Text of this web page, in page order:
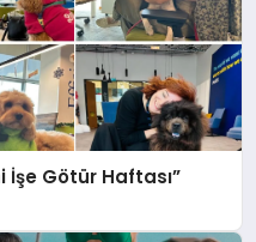
İşe Götür Haftası”